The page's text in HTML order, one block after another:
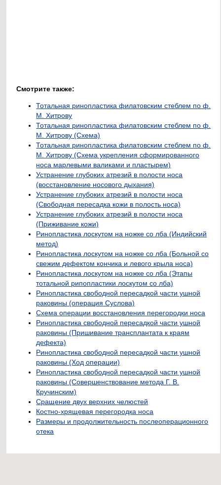
Смотрите также:
Тотальная ринопластика филатовским стеблем по ф.
М. Хитрову
Тотальная ринопластика филатовским стеблем по ф.
М. Хитрову (Схема)
Тотальная ринопластика филатовским стеблем по ф.
М. Хитрову (Схема укрепления сформированного
носа марлевыми валиками и пластырем)
Устранение глубоких атрезий в полости носа
(восстановление носового дыхания)
Устранение глубоких атрезий в полости носа
(Свободная пересадка кожи в полость носа)
Устранение глубоких атрезий в полости носа
(Приживание кожи)
Ринопластика лоскутом на ножке со лба (Индийский
метод)
Ринопластика лоскутом на ножке со лба (Больной со
свежим дефектом кончика и левого крыла носа)
Ринопластика лоскутом на ножке со лба (Этапы
тотальной рипопластики лоскутом со лба)
Ринопластика свободной пересадкой части ушной
раковины (операция Суслова)
Схема операции восстановления перегородки носа
Ринопластика свободной пересадкой части ушной
раковины (Пришивание трансплантата к краям
дефекта)
Ринопластика свободной пересадкой части ушной
раковины (Ход операции)
Ринопластика свободной пересадкой части ушной
раковины (Совершенствование метода Г. В.
Кручинским)
Сращение двух верхних челюстей
Костно-хрящевая перегородка носа
Размеры и продолжительность послеоперационного
отека